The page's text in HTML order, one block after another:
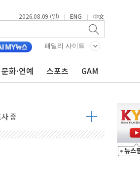
2026.08.09 (일) | ENG | 中文
패밀리 사이트
문화·연예 스포츠 GAM
다
46.01% vs 鄭 44.53%
vs 鄭 44.40%